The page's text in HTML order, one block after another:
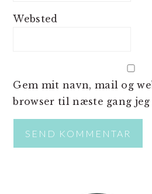
Websted
Gem mit navn, mail og
browser til næste gang